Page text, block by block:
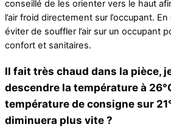
conseillé de les orienter vers le haut
l’air froid directement sur l’occupant.
éviter de souffler l’air sur un occupant
confort et sanitaires.
Il fait très chaud dans la pièce,
descendre la température à
température de consigne sur
diminuera plus vite ?